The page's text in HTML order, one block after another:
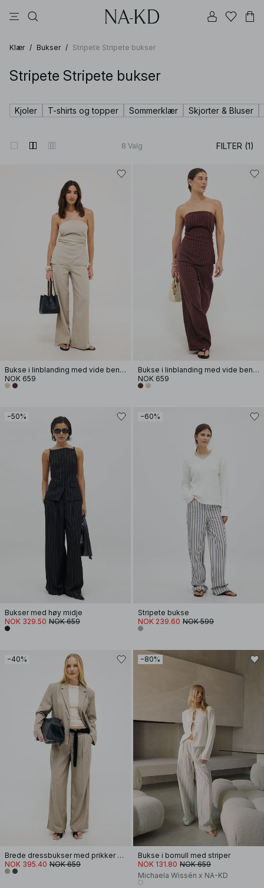
Klær / Bukser / Stripete Stripete bukser
Stripete Stripete bukser
Kjoler T-shirts og topper Sommerklær Skjorter & Bluser
8 Valg FILTER (1)
Bukse i linblanding med vide ben og liv med bred kant
NOK 659
Bukse i linblanding med vide ben og liv med bred kant
NOK 659
−50%
Bukser med høy midje
NOK 329.50 NOK 659
−60%
Stripete bukse
NOK 239.60 NOK 599
−40%
Brede dressbukser med prikker og lavt liv
NOK 395.40 NOK 659
−80%
Bukse i bomull med striper
NOK 131.80 NOK 659
Michaela Wissén x NA-KD